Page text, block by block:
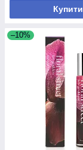
Купити
–10%